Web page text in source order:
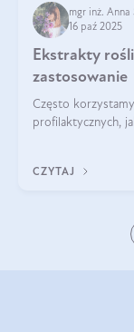
mgr inż. Anna
16 paź 2025
Ekstrakty
zastosowanie
Często
profilaktycznych,
CZYTAJ